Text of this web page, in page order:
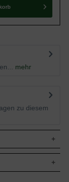
mehr
zu diesem
'Glauca' /